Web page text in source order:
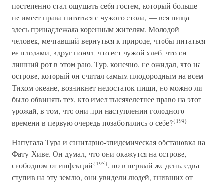
постепенно стал ощущать себя гостем, который больше
не имеет права питаться с чужого стола, — вся пища
здесь принадлежала коренным жителям. Молодой
человек, мечтавший вернуться к природе, чтобы питаться
ее плодами, вдруг понял, что ест чужой хлеб, что он
лишний рот в этом раю. Тур, конечно, не ожидал, что на
острове, который он считал самым плодородным на всем
Тихом океане, возникнет недостаток пищи, но можно ли
было обвинять тех, кто имел тысячелетнее право на этот
урожай, в том, что они при наступлении голодного
времени в первую очередь позаботились о себе?{194}
Напугала Тура и санитарно-эпидемическая обстановка на
Фату-Хиве. Он думал, что они окажутся на острове,
свободном от инфекций{195}, но в первый же день, едва
ступив на эту землю, они увидели людей, гнивших от